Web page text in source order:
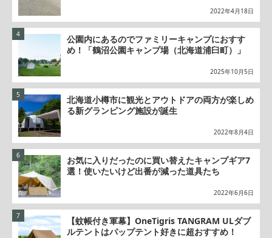
2022年4月18日
公園内にあるのでファミリーキャンプにおすす
め！「鶴沼公園キャンプ場（北海道浦臼町）」
2025年10月5日
北海道小樽市に観光とアウトドアの両方が楽しめ
る新グランピング施設が誕生
2022年8月4日
お気に入りだったのに買い替えたキャンプギア7
選！使いたいけど出番が減った道具たち
2022年6月6日
【蚊帳付き軍幕】OneTigris TANGRAM ULダブ
ルテントはパップテント好きに超おすすめ！